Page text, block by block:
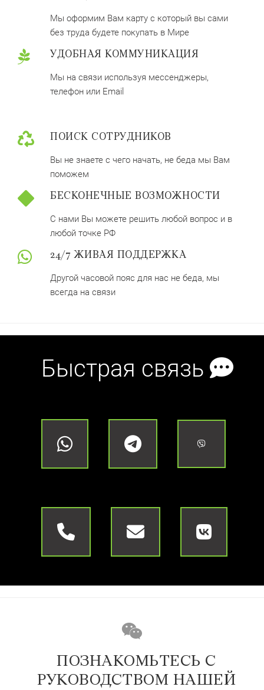
Мы оформим Вам карту с который вы сами
без труда будете покупать в Мире
УДОБНАЯ КОММУНИКАЦИЯ
Мы на связи используя мессенджеры,
телефон или Email
ПОИСК СОТРУДНИКОВ
Вы не знаете с чего начать, не беда мы Вам
поможем
БЕСКОНЕЧНЫЕ ВОЗМОЖНОСТИ
С нами Вы можете решить любой вопрос и в
любой точке РФ
24/7 ЖИВАЯ ПОДДЕРЖКА
Другой часовой пояс для нас не беда, мы
всегда на связи
Быстрая связь
ПОЗНАКОМЬТЕСЬ С
РУКОВОДСТВОМ НАШЕЙ